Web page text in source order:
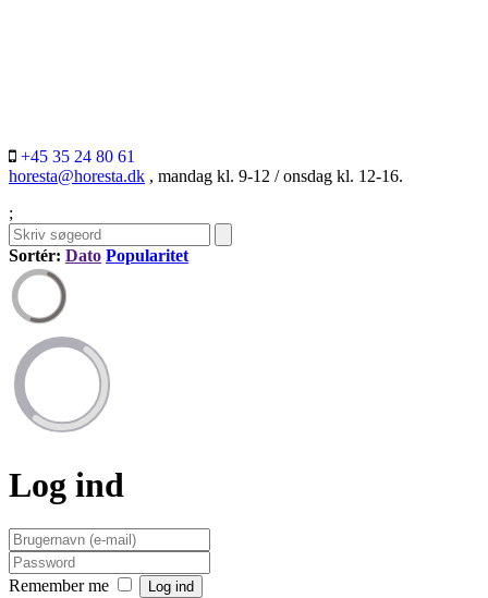
+45 35 24 80 61
horesta@horesta.dk , mandag kl. 9-12 / onsdag kl. 12-16.
;
Sortér: Dato Popularitet
Log ind
Remember me